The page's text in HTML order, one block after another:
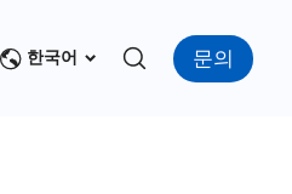
한국어 문의